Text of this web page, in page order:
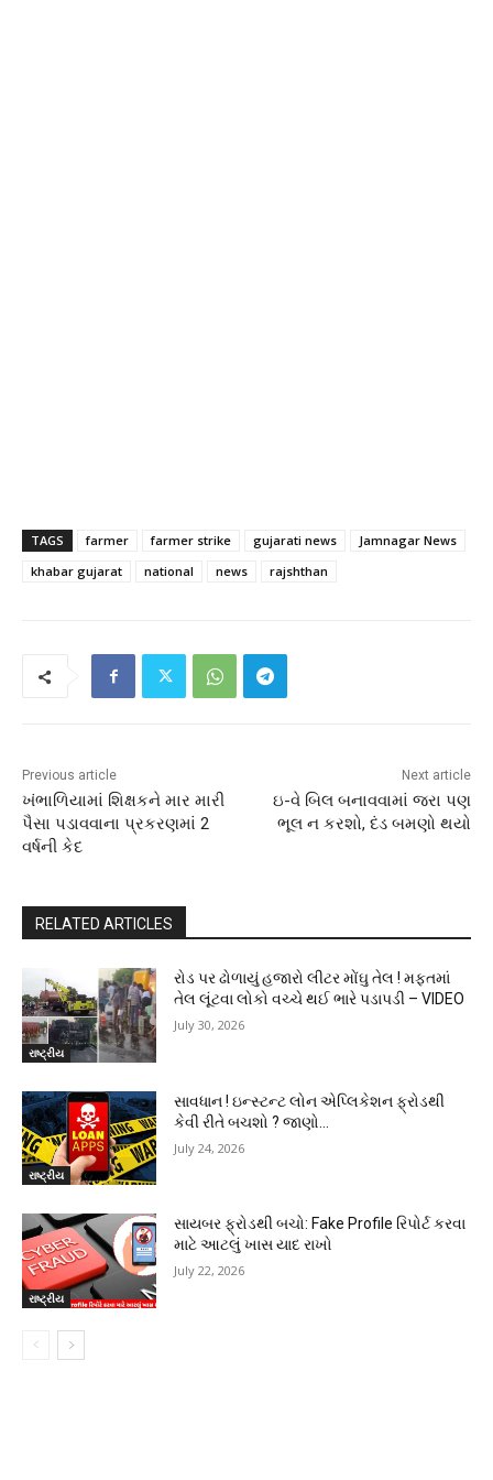
TAGS farmer farmer strike gujarati news
Jamnagar News
khabar gujarat
national news rajshthan
Previous article
ખંભાળિયામાં શિક્ષકને માર મારી
પૈસા પડાવવાના પ્રકરણમાં 2
વર્ષની કેદ
Next article
ઇ-વે બિલ બનાવવામાં જરા પણ
ભૂલ ન કરશો, દંડ બમણો થયો
RELATED ARTICLES
રાષ્ટ્રીય
રોડ પર ઢોળાયું હજારો લીટર મોંઘુ તેલ ! મફતમાં
તેલ લૂંટવા લોકો વચ્ચે થઈ ભારે પડાપડી – VIDEO
July 30, 2026
રાષ્ટ્રીય
સાવધાન ! ઇન્સ્ટન્ટ લોન એપ્લિકેશન ફ્રોડથી
કેવી રીતે બચશો ? જાણો…
July 24, 2026
રાષ્ટ્રીય
સાયબર ફ્રોડથી બચો: Fake Profile રિપોર્ટ કરવા
માટે આટલું ખાસ યાદ રાખો
July 22, 2026